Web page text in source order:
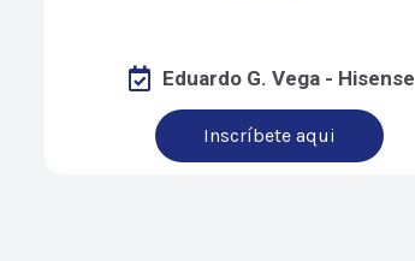
Eduardo G. Vega - Hisense
Inscríbete aqui